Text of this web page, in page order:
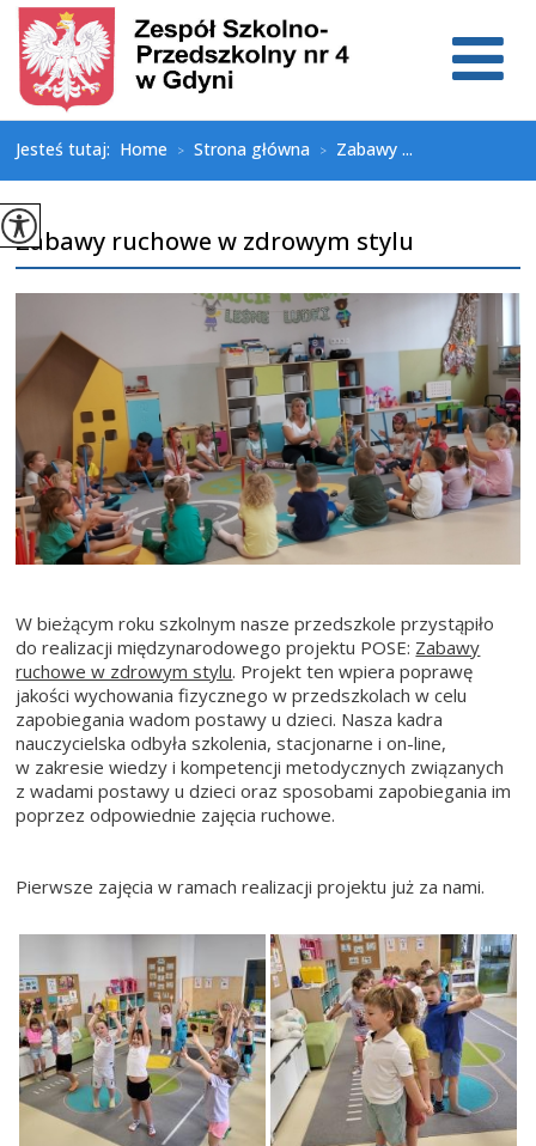
Jesteś tutaj: Home > Strona główna > Zabawy ...
Zabawy ruchowe w zdrowym stylu
W bieżącym roku szkolnym nasze przedszkole przystąpiło
do realizacji międzynarodowego projektu POSE: Zabawy
ruchowe w zdrowym stylu. Projekt ten wpiera poprawę
jakości wychowania fizycznego w przedszkolach w celu
zapobiegania wadom postawy u dzieci. Nasza kadra
nauczycielska odbyła szkolenia, stacjonarne i on-line,
w zakresie wiedzy i kompetencji metodycznych związanych
z wadami postawy u dzieci oraz sposobami zapobiegania im
poprzez odpowiednie zajęcia ruchowe.
Pierwsze zajęcia w ramach realizacji projektu już za nami.